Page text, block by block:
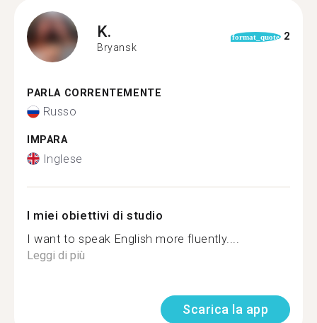
K.
Bryansk
format_quote 2
PARLA CORRENTEMENTE
Russo
IMPARA
Inglese
I miei obiettivi di studio
I want to speak English more fluently....
Leggi di più
Scarica la app